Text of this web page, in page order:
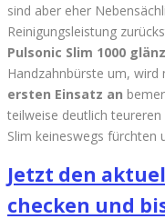
sind aber eher
Reinigungsleistung
Pulsonic Slim 1000
Handzahnbürste um, wird
ersten Einsatz an
teilweise deutlich
Slim keineswegs fürchten
Jetzt den
checken und